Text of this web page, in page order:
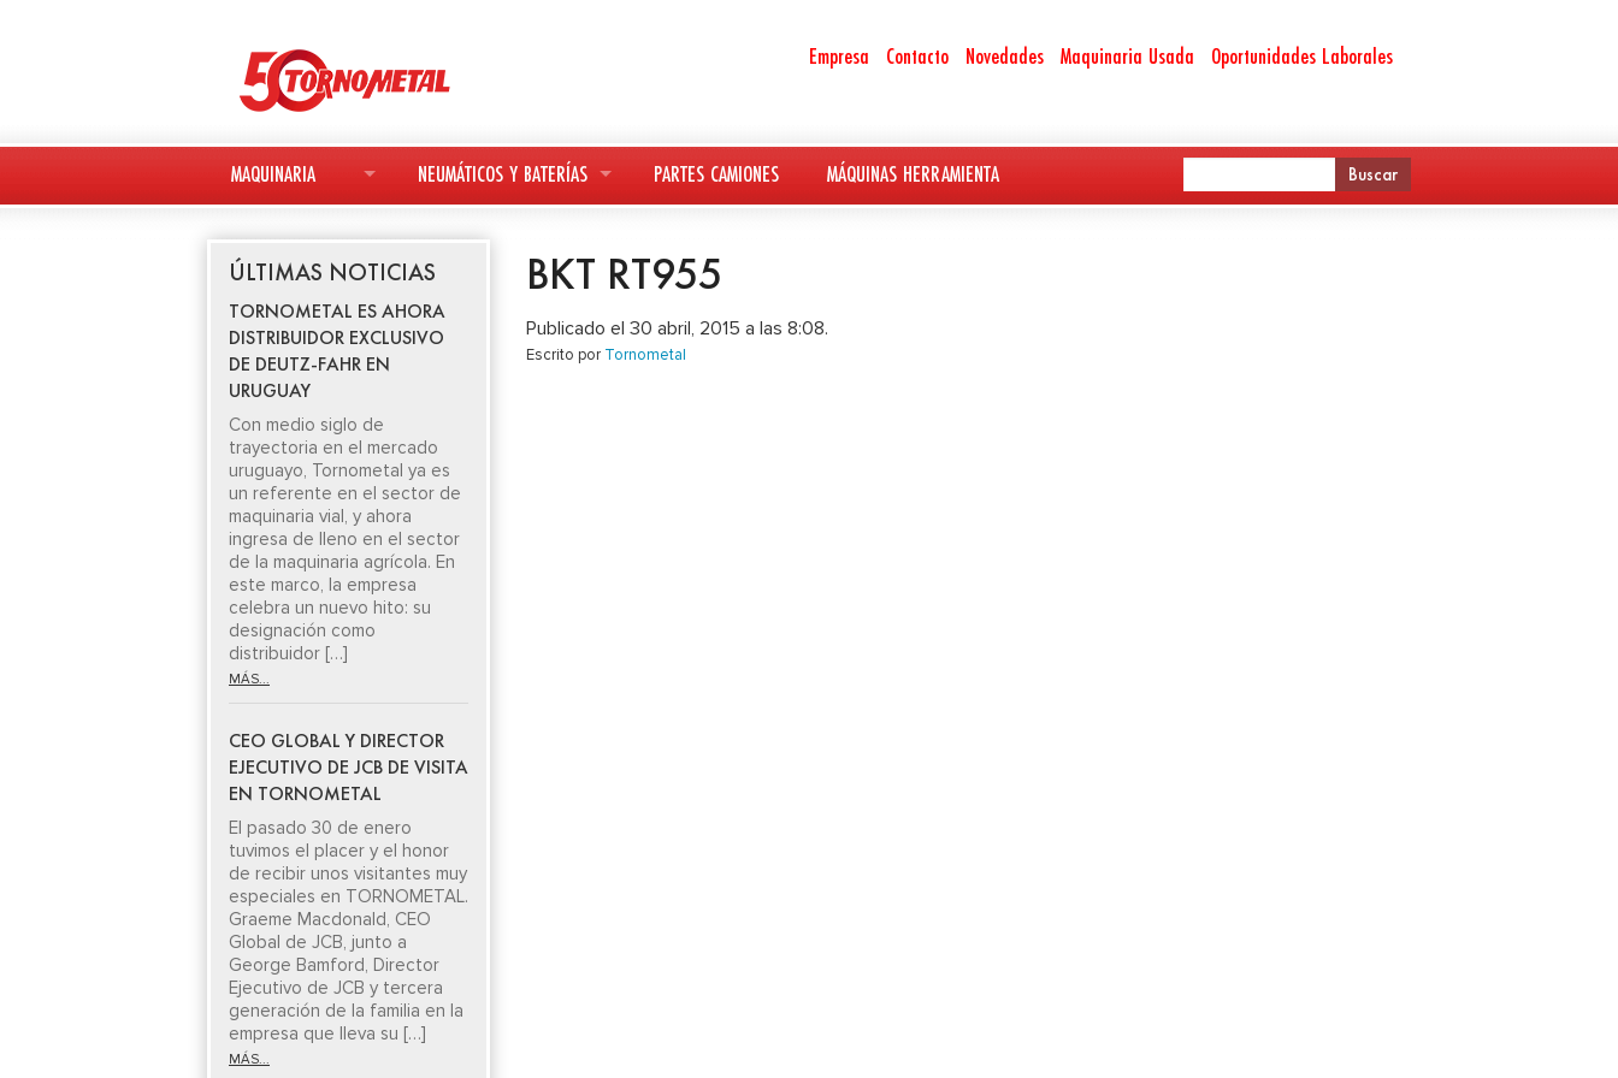
Empresa Contacto Novedades Maquinaria Usada Oportunidades Laborales
MAQUINARIA
MAQUINARIA NUEVA
MAQUINARIA USADA
DEUTZ-FAHR
AVANT
KESLA
NEUMÁTICOS Y BATERÍAS
NEUMÁTICOS
BATERÍAS
PARTES CAMIONES MÁQUINAS HERRAMIENTA
BKT RT955
Publicado el 30 abril, 2015 a las 8:08.
Escrito por Tornometal
ÚLTIMAS NOTICIAS
TORNOMETAL ES AHORA
DISTRIBUIDOR EXCLUSIVO
DE DEUTZ-FAHR EN
URUGUAY
Con medio siglo de
trayectoria en el mercado
uruguayo, Tornometal ya es
un referente en el sector de
maquinaria vial, y ahora
ingresa de lleno en el sector
de la maquinaria agrícola. En
este marco, la empresa
celebra un nuevo hito: su
designación como
distribuidor […]
MÁS...
CEO GLOBAL Y DIRECTOR
EJECUTIVO DE JCB DE VISITA
EN TORNOMETAL
El pasado 30 de enero
tuvimos el placer y el honor
de recibir unos visitantes muy
especiales en TORNOMETAL.
Graeme Macdonald, CEO
Global de JCB, junto a
George Bamford, Director
Ejecutivo de JCB y tercera
generación de la familia en la
empresa que lleva su […]
MÁS...